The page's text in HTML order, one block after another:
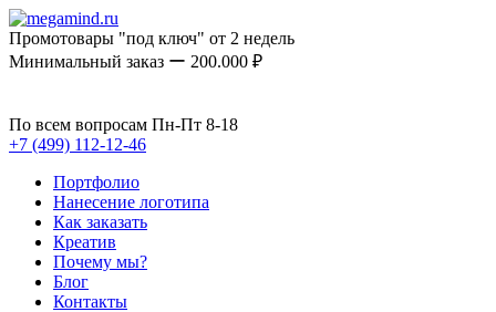
Промотовары "под ключ" от 2 недель
Минимальный заказ ー 200.000 ₽
По всем вопросам Пн-Пт 8-18
+7 (499) 112-12-46
Портфолио
Нанесение логотипа
Как заказать
Креатив
Почему мы?
Блог
Контакты